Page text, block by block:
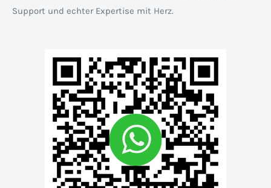
Support und echter Expertise mit Herz.